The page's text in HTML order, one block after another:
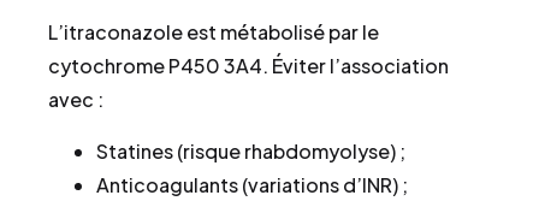
L’itraconazole est métabolisé par le
cytochrome P450 3A4. Éviter l’association
avec :
Statines (risque rhabdomyolyse) ;
Anticoagulants (variations d’INR) ;